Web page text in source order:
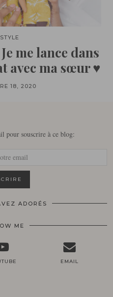
me lance dans
avec ma sœur ♥
18, 2020
pour souscrire à ce blog:
ADORÉS
ME
EMAIL